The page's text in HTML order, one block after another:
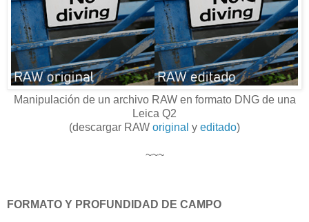
Manipulación de un archivo RAW en formato DNG de una
Leica Q2
(descargar RAW original y editado)
~~~
FORMATO Y PROFUNDIDAD DE CAMPO